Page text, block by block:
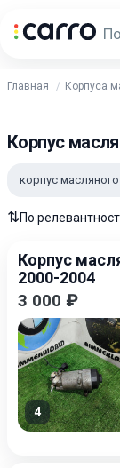
Главная Корпуса
Корпус
корпус
⇅По
Корпус
2000-2004
3 000 ₽
4